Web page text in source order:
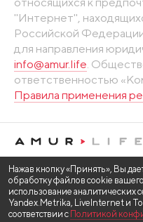
"Интернет",
Российской
для направления
info@amur.life .
ответственностью
Правила применения
Нажав кнопку «Принять», Вы
обработку файлов cookie
использование аналитических
Yandex.Metrika, LiveInternet и
соответствии с Политикой